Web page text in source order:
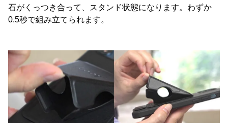
石がくっつき合って、スタンド状態になります。わずか
0.5秒で組み立てられます。